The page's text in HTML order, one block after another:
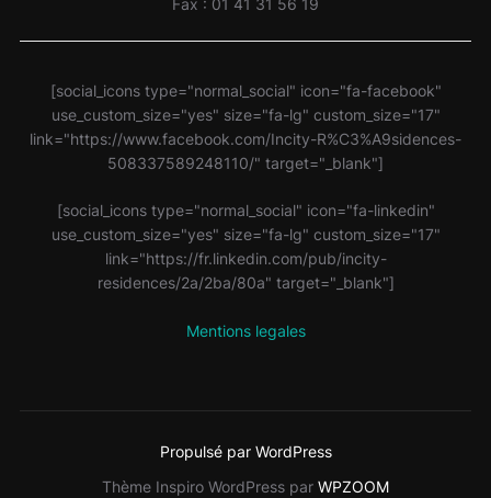
Fax : 01 41 31 56 19
[social_icons type="normal_social" icon="fa-facebook"
use_custom_size="yes" size="fa-lg" custom_size="17"
link="https://www.facebook.com/Incity-R%C3%A9sidences-
508337589248110/" target="_blank"]
[social_icons type="normal_social" icon="fa-linkedin"
use_custom_size="yes" size="fa-lg" custom_size="17"
link="https://fr.linkedin.com/pub/incity-
residences/2a/2ba/80a" target="_blank"]
Mentions legales
Propulsé par WordPress
Thème Inspiro WordPress par WPZOOM